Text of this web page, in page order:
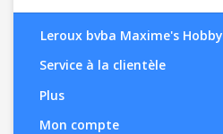
Leroux bvba Maxime's Hobby
Service à la clientèle
Plus
Mon compte